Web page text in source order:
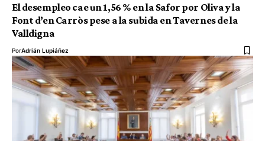
El desempleo cae un 1,56 % en la Safor por Oliva y la
Font d’en Carròs pese a la subida en Tavernes de la
Valldigna
PorAdrián Lupiáñez